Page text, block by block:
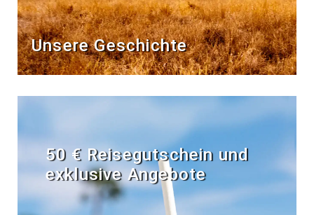
Unsere Geschichte
50 € Reisegutschein und
exklusive Angebote